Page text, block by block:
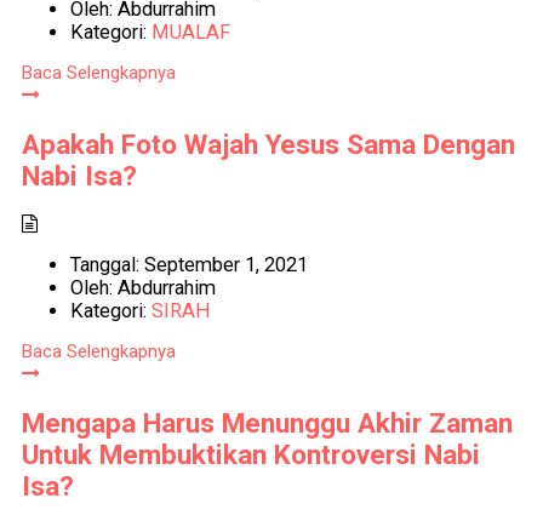
Oleh: Abdurrahim
Kategori: MUALAF
Baca Selengkapnya
Apakah Foto Wajah Yesus Sama Dengan
Nabi Isa?
Tanggal: September 1, 2021
Oleh: Abdurrahim
Kategori: SIRAH
Baca Selengkapnya
Mengapa Harus Menunggu Akhir Zaman
Untuk Membuktikan Kontroversi Nabi
Isa?